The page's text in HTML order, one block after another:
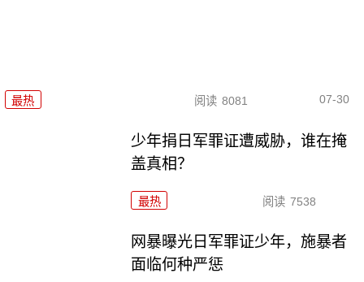
最热 阅读 8081 07-30
少年捐日军罪证遭威胁，谁在掩
盖真相？
最热 阅读 7538
网暴曝光日军罪证少年，施暴者
面临何种严惩